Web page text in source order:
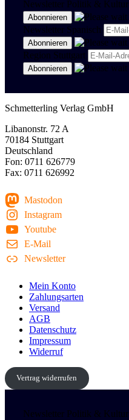
Newsletter Politik & Kultur
Newsletter Spanisch
Region Stuttgart
Schmetterling Verlag GmbH
Libanonstr. 72 A
70184 Stuttgart
Deutschland
Fon: 0711 626779
Fax: 0711 626992
Mastodon
Instagram
Youtube
E-Mail
Newsletter
Mein Konto
Zahlungsarten
Versand
AGB
Datenschutz
Impressum
Widerruf
Vertrag widerrufen
Newsletter Politik & Kultur